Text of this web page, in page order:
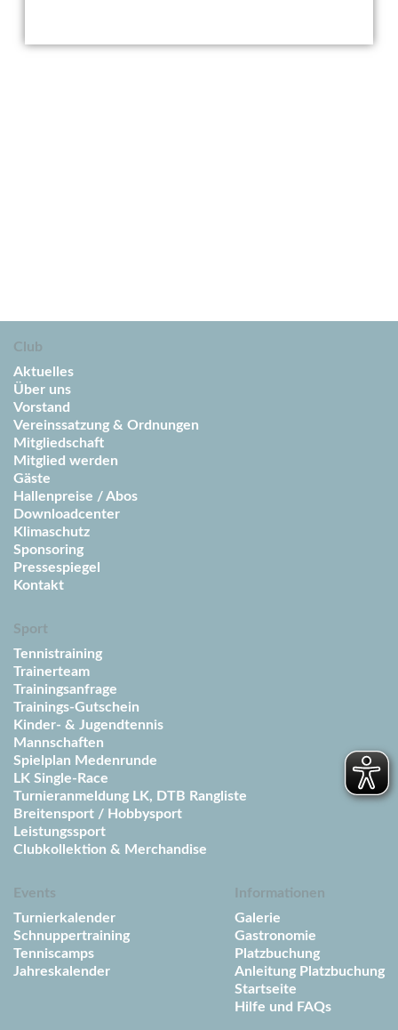
Club
Aktuelles
Über uns
Vorstand
Vereinssatzung & Ordnungen
Mitgliedschaft
Mitglied werden
Gäste
Hallenpreise / Abos
Downloadcenter
Klimaschutz
Sponsoring
Pressespiegel
Kontakt
Sport
Tennistraining
Trainerteam
Trainingsanfrage
Trainings-Gutschein
Kinder- & Jugendtennis
Mannschaften
Spielplan Medenrunde
LK Single-Race
Turnieranmeldung LK, DTB Rangliste
Breitensport / Hobbysport
Leistungssport
Clubkollektion & Merchandise
Events
Turnierkalender
Schnuppertraining
Tenniscamps
Jahreskalender
Informationen
Galerie
Gastronomie
Platzbuchung
Anleitung Platzbuchung
Startseite
Hilfe und FAQs